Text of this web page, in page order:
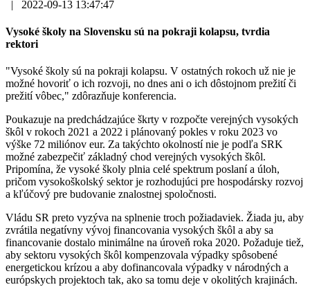
|
2022-09-13 13:47:47
Vysoké školy na Slovensku sú na pokraji kolapsu, tvrdia
rektori
"Vysoké školy sú na pokraji kolapsu. V ostatných rokoch už nie je
možné hovoriť o ich rozvoji, no dnes ani o ich dôstojnom prežití či
prežití vôbec," zdôrazňuje konferencia.
Poukazuje na predchádzajúce škrty v rozpočte verejných vysokých
škôl v rokoch 2021 a 2022 i plánovaný pokles v roku 2023 vo
výške 72 miliónov eur. Za takýchto okolností nie je podľa SRK
možné zabezpečiť základný chod verejných vysokých škôl.
Pripomína, že vysoké školy plnia celé spektrum poslaní a úloh,
pričom vysokoškolský sektor je rozhodujúci pre hospodársky rozvoj
a kľúčový pre budovanie znalostnej spoločnosti.
Vládu SR preto vyzýva na splnenie troch požiadaviek. Žiada ju, aby
zvrátila negatívny vývoj financovania vysokých škôl a aby sa
financovanie dostalo minimálne na úroveň roka 2020. Požaduje tiež,
aby sektoru vysokých škôl kompenzovala výpadky spôsobené
energetickou krízou a aby dofinancovala výpadky v národných a
európskych projektoch tak, ako sa tomu deje v okolitých krajinách.